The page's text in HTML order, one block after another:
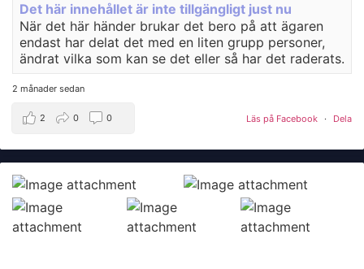
Det här innehållet är inte tillgängligt just nu
När det här händer brukar det bero på att ägaren
endast har delat det med en liten grupp personer,
ändrat vilka som kan se det eller så har det raderats.
2 månader sedan
Läs på Facebook · Dela
2 0 0